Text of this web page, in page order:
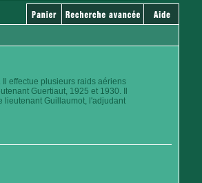
effectue plusieurs raids aériens
Guertiaut, 1925 et 1930. Il
lieutenant Guillaumot, l'adjudant